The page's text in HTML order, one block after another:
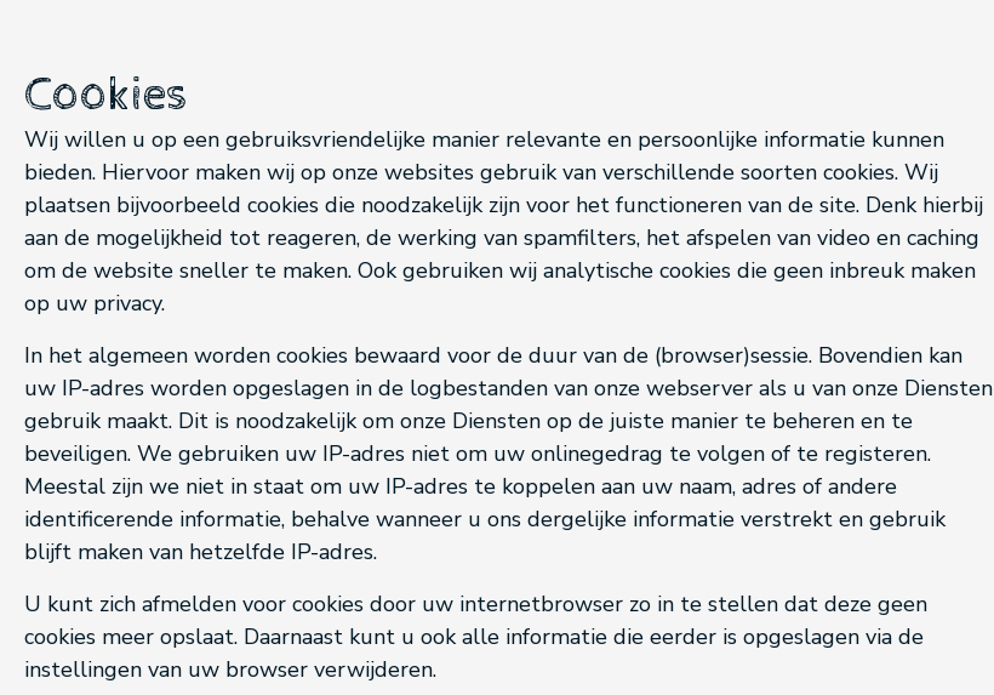
Cookies
Wij willen u op een gebruiksvriendelijke manier relevante en persoonlijke informatie kunnen
bieden. Hiervoor maken wij op onze websites gebruik van verschillende soorten cookies. Wij
plaatsen bijvoorbeeld cookies die noodzakelijk zijn voor het functioneren van de site. Denk hierbij
aan de mogelijkheid tot reageren, de werking van spamfilters, het afspelen van video en caching
om de website sneller te maken. Ook gebruiken wij analytische cookies die geen inbreuk maken
op uw privacy.
In het algemeen worden cookies bewaard voor de duur van de (browser)sessie. Bovendien kan
uw IP-adres worden opgeslagen in de logbestanden van onze webserver als u van onze Diensten
gebruik maakt. Dit is noodzakelijk om onze Diensten op de juiste manier te beheren en te
beveiligen. We gebruiken uw IP-adres niet om uw onlinegedrag te volgen of te registeren.
Meestal zijn we niet in staat om uw IP-adres te koppelen aan uw naam, adres of andere
identificerende informatie, behalve wanneer u ons dergelijke informatie verstrekt en gebruik
blijft maken van hetzelfde IP-adres.
U kunt zich afmelden voor cookies door uw internetbrowser zo in te stellen dat deze geen
cookies meer opslaat. Daarnaast kunt u ook alle informatie die eerder is opgeslagen via de
instellingen van uw browser verwijderen.